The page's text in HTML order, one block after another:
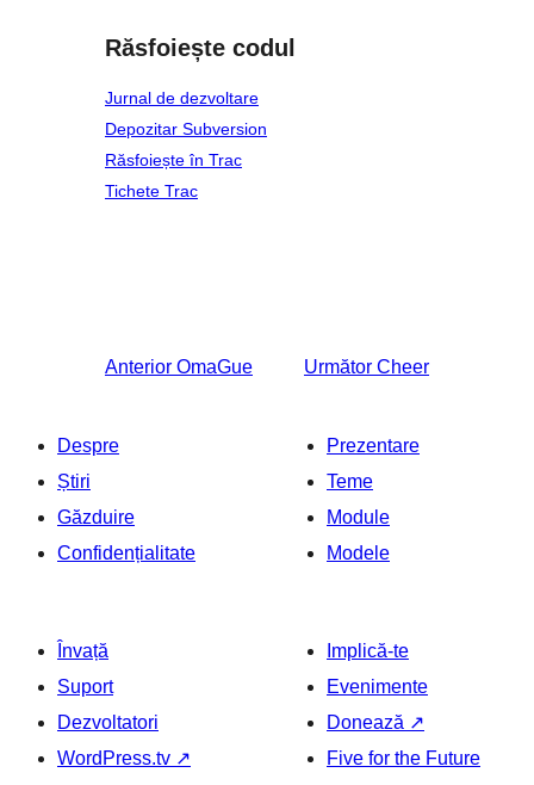
Răsfoiește codul
Jurnal de dezvoltare
Depozitar Subversion
Răsfoiește în Trac
Tichete Trac
Anterior OmaGue Următor Cheer
Despre
Știri
Găzduire
Confidențialitate
Prezentare
Teme
Module
Modele
Învață
Suport
Dezvoltatori
WordPress.tv ↗
Implică-te
Evenimente
Donează ↗
Five for the Future